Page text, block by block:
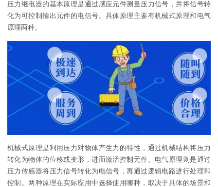
压力继电器的基本原理是通过感应元件测量压力信号，并将信号转
化为可控制输出元件的电信号。具体原理主要有机械式原理和电气
原理两种。
机械式原理是利用压力对物体产生力的特性，通过机械结构将压力
转化为物体的位移或变形，进而激活控制元件。电气原理则是通过
压力传感器将压力信号转化为电信号，再通过逻辑电路进行处理和
控制。两种原理在实际应用中选择使用哪种，取决于具体的场景和